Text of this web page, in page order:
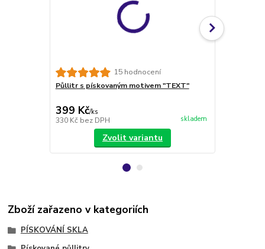
15 hodnocení
Půllitr s pískovaným motivem "TEXT"
399 Kč/ks
330 Kč bez DPH skladem
Zvolit variantu
Zboží zařazeno v kategoriích
PÍSKOVÁNÍ SKLA